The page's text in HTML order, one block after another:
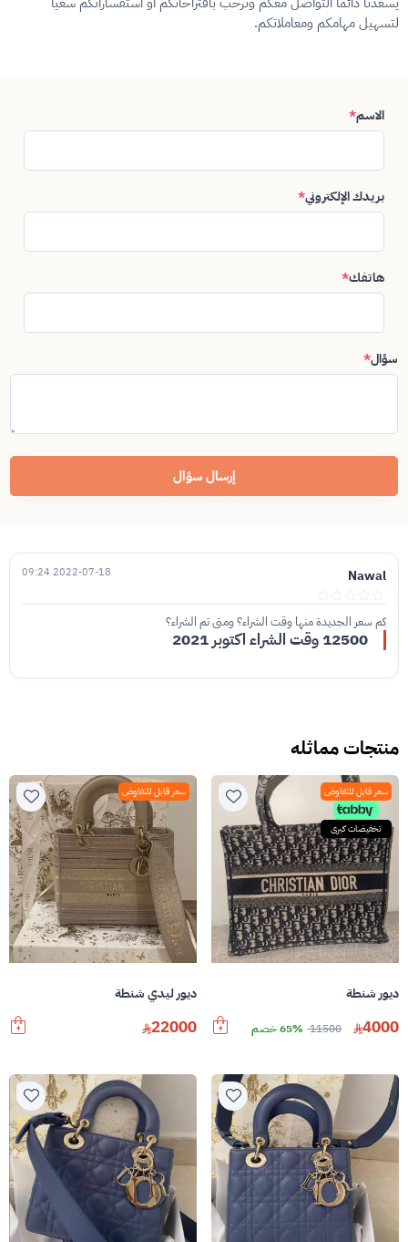
لتسهيل مهامكم ومعاملاتكم.
الاسم*
بريدك الإلكتروني*
هاتفك*
سؤال*
إرسال سؤال
Nawal
2022-07-18 09:24
كم سعر الجديدة منها وقت الشراء؟ ومتى تم الشراء؟
12500 وقت الشراء اكتوبر 2021
منتجات مماثله
سعر قابل للتفاوض
تخفيضات كبرى
ديور شنطة
4000
11500 65% خصم
سعر قابل للتفاوض
ديور ليدي شنطة
22000